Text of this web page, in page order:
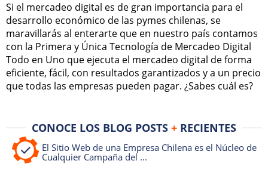
Si el mercadeo digital es de gran importancia para el
desarrollo económico de las pymes chilenas, se
maravillarás al enterarte que en nuestro país contamos
con la Primera y Única Tecnología de Mercadeo Digital
Todo en Uno que ejecuta el mercadeo digital de forma
eficiente, fácil, con resultados garantizados y a un precio
que todas las empresas pueden pagar. ¿Sabes cuál es?
CONOCE LOS BLOG POSTS +RECIENTES
El Sitio Web de una Empresa Chilena es el Núcleo de
Cualquier Campaña del ...